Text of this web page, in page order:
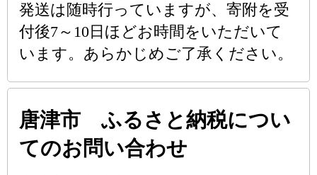
発送は随時行っていますが、寄附を受
付後7～10日ほどお時間をいただいて
います。あらかじめご了承ください。
唐津市 ふるさと納税につい
てのお問い合わせ